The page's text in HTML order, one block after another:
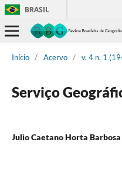
BRASIL
Início / Acervo / v. 4 n. 1
Serviço
Julio Caetano Horta Barbosa